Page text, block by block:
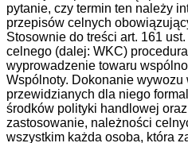
pytanie, czy termin ten należy
przepisów celnych
Stosownie do treści art. 161
celnego (dalej: WKC)
wyprowadzenie towaru
Wspólnoty. Dokonanie wywozu
przewidzianych dla niego
środków polityki handlowej
zastosowanie, należności
wszystkim każda osoba, która